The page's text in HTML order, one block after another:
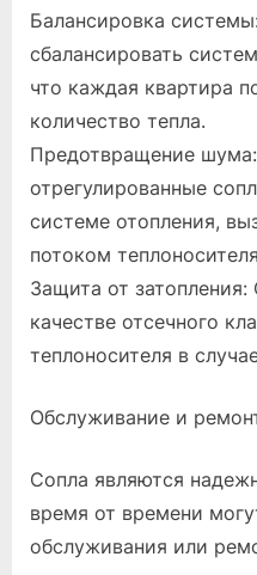
Балансировка
сбалансировать
что каждая квартира
количество тепла.
Предотвращение
отрегулированные
системе отопления,
потоком
Защита от
качестве отсечного
теплоносителя в
Обслуживание и
Сопла являются
время от времени
обслуживания или